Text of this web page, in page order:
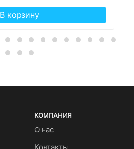
В корзину
КОМПАНИЯ
О нас
Контакты